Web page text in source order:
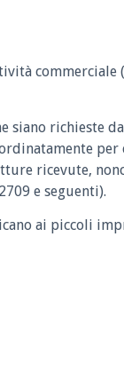
commerciale
siano richieste
per
ricevute,
e seguenti).
ai piccoli